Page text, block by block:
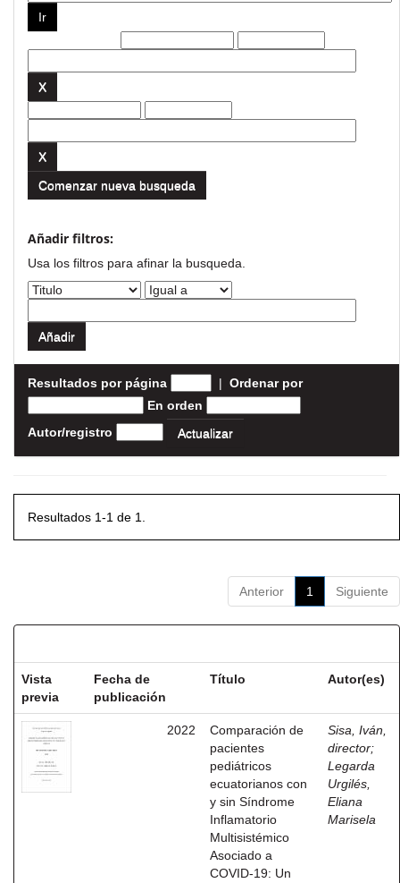
Comenzar nueva busqueda
Añadir filtros:
Usa los filtros para afinar la busqueda.
Resultados por página | Ordenar por
En orden
Autor/registro
Resultados 1-1 de 1.
Anterior 1 Siguiente
Vista
previa
Fecha de
publicación
Título Autor(es)
2022
Comparación de
pacientes
pediátricos
ecuatorianos con
y sin Síndrome
Inflamatorio
Multisistémico
Asociado a
COVID-19: Un
Sisa, Iván,
director;
Legarda
Urgilés,
Eliana
Marisela